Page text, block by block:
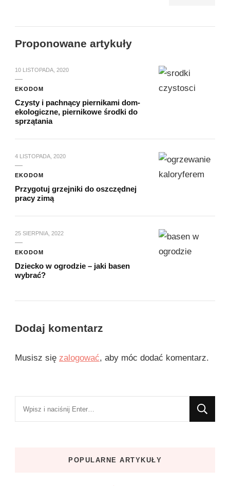
Proponowane artykuły
10 LISTOPADA, 2020
EKODOM
Czysty i pachnący piernikami dom-
ekologiczne, piernikowe środki do
sprzątania
4 LISTOPADA, 2020
EKODOM
Przygotuj grzejniki do oszczędnej
pracy zimą
25 SIERPNIA, 2022
EKODOM
Dziecko w ogrodzie – jaki basen
wybrać?
Dodaj komentarz
Musisz się zalogować, aby móc dodać komentarz.
POPULARNE ARTYKUŁY